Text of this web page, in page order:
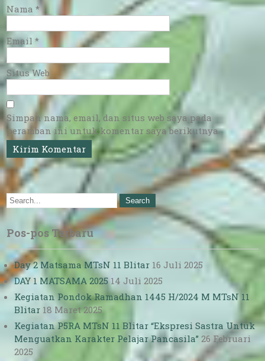
Nama*
Email*
Situs Web
Simpan nama, email, dan situs web saya pada
peramban ini untuk komentar saya berikutnya.
Pos-pos Terbaru
Day 2 Matsama MTsN 11 Blitar 16 Juli 2025
DAY 1 MATSAMA 2025 14 Juli 2025
Kegiatan Pondok Ramadhan 1445 H/2024 M MTsN 11
Blitar 18 Maret 2025
Kegiatan P5RA MTsN 11 Blitar “Ekspresi Sastra Untuk
Menguatkan Karakter Pelajar Pancasila” 26 Februari
2025